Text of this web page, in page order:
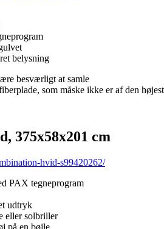
belysning
besværligt at samle
som måske ikke er af den
375x58x201 cm
hvid-s99420262/
PAX tegneprogram
udtryk
eller solbriller
på en bøjle